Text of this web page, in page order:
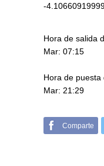
-
Hora de salida
Mar: 07:15
Hora de puesta
Mar: 21:29
Comparte